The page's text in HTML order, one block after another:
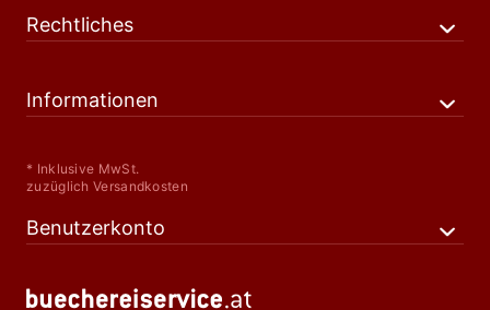
Rechtliches
Informationen
* Inklusive MwSt.
zuzüglich Versandkosten
Benutzerkonto